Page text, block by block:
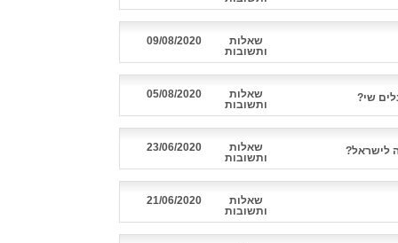
09/08/2020
שאלות
ותשובות
שי? 05/08/2020
שאלות
ותשובות
23/06/2020
שאלות
ותשובות
21/06/2020
שאלות
ותשובות